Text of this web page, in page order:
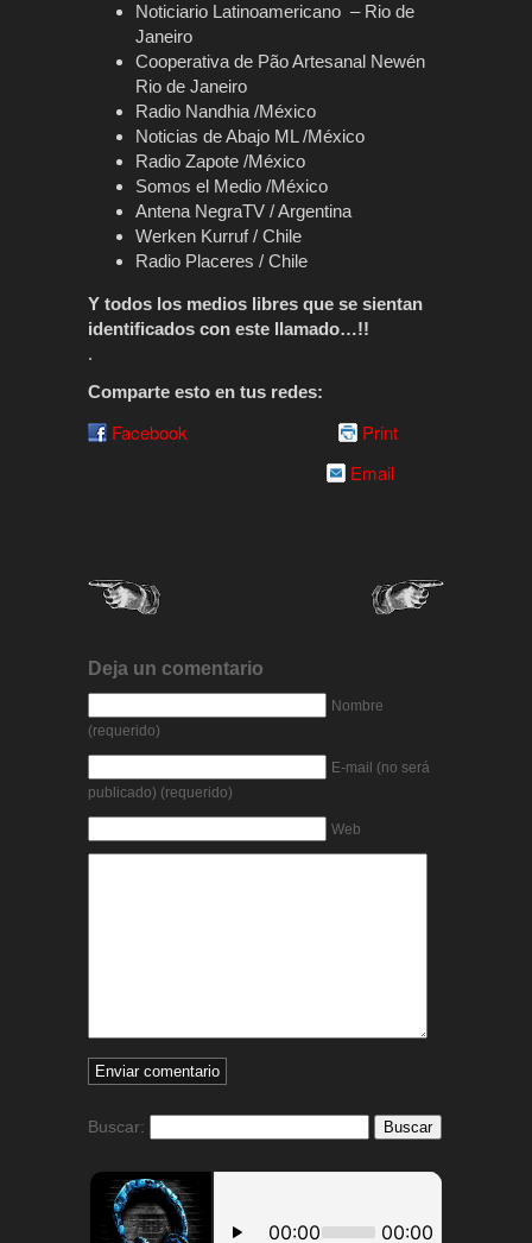
Noticiario Latinoamericano – Rio de
Janeiro
Cooperativa de Pão Artesanal Newén
Rio de Janeiro
Radio Nandhia /México
Noticias de Abajo ML /México
Radio Zapote /México
Somos el Medio /México
Antena NegraTV / Argentina
Werken Kurruf / Chile
Radio Placeres / Chile
Y todos los medios libres que se sientan
identificados con este llamado…!!
.
Comparte esto en tus redes:
Facebook
Print
Email
Deja un comentario
Nombre
(requerido)
E-mail (no será
publicado) (requerido)
Web
Buscar: